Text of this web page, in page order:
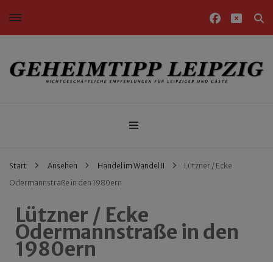
Nichtgeschäftliche Empfehlungen für Leipziger und Gäste
Start Ansehen Handel im Wandel II
Lützner / Ecke
Odermannstraße in den 1980ern
Lützner / Ecke
Odermannstraße in den
1980ern